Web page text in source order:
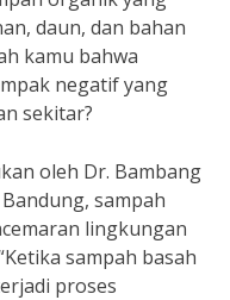
daun, dan bahan
kamu bahwa
negatif yang
sekitar?
oleh Dr. Bambang
sampah
lingkungan
sampah basah
proses